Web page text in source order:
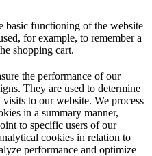
basic functioning of the website
for example, to remember a
shopping cart.
the performance of our
They are used to determine
to our website. We process
in a summary manner,
to specific users of our
cookies in relation to
performance and optimize